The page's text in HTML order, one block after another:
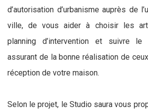
d’autorisation d’urbanisme auprès de
ville, de vous aider à choisir les
planning d’intervention et suivre le
assurant de la bonne réalisation de
réception de votre maison.
Selon le projet, le Studio saura vous